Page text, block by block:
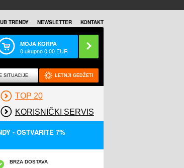
TRENDY NEWSLETTER KONTAKT
MOJA KORPA
0ukupno0,00 EUR
SITUACIJE LETNJI GEDŽETI
TOP 20
KORISNIČKI SERVIS
- OSTVARITE 7%
BRZA DOSTAVA